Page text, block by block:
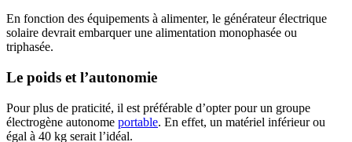
En fonction des équipements à alimenter, le générateur électrique
solaire devrait embarquer une alimentation monophasée ou
triphasée.
Le poids et l’autonomie
Pour plus de praticité, il est préférable d’opter pour un groupe
électrogène autonome portable. En effet, un matériel inférieur ou
égal à 40 kg serait l’idéal.